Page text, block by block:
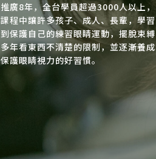
推廣8年，全台學員超過3000人以上，
課程中讓許多孩子、成人、長輩，學習
到保護自己的練習眼睛運動，擺脫束縛
多年看東西不清楚的限制，並逐漸養成
保護眼睛視力的好習慣。